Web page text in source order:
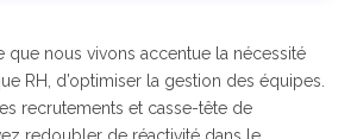
que nous vivons accentue la nécessité
RH, d’optimiser la gestion des équipes.
recrutements et casse-tête de